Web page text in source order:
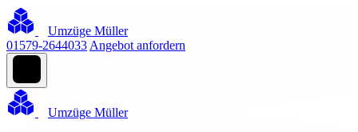
Umzüge Müller
01579-2644033 Angebot anfordern
Umzüge Müller